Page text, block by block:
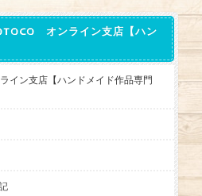
オンライン支店【ハン
ン支店【ハンドメイド作品専門